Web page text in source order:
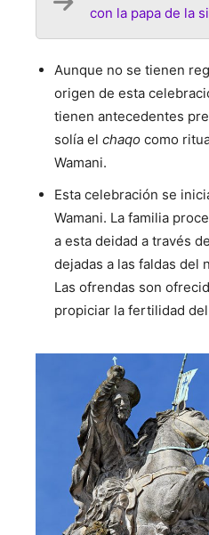
con la papa de la
Aunque no se tienen
origen de esta
tienen antecedentes
solía el chaqo como
Wamani.
Esta celebración se
Wamani. La familia
a esta deidad a través
dejadas a las faldas del
Las ofrendas son
propiciar la fertilidad